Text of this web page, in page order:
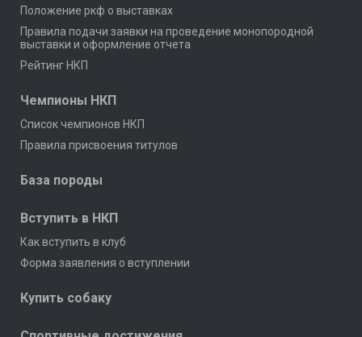
Положение ркф о выставках
Правила подачи заявки на проведение монопородной
выставки и оформление отчета
Рейтинг НКП
Чемпионы НКП
Список чемпионов НКП
Правила присвоения титулов
База породы
Вступить в НКП
Как вступить в клуб
Форма заявления о вступлении
Купить собаку